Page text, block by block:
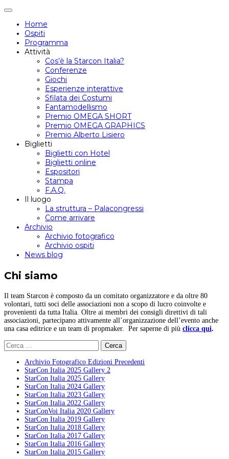
Attiva/disattiva
navigazione
Home
Ospiti
Programma
Attività
Cos’è la Starcon Italia?
Conferenze
Giochi
Esperienze interattive
Sfilata dei Costumi
Fantamodellismo
Premio OMEGA SHORT
Premio OMEGA GRAPHICS
Premio Alberto Lisiero
Biglietti
Biglietti con Hotel
Biglietti online
Espositori
Stampa
F.A.Q.
Il luogo
La struttura – Palacongressi
Come arrivare
Archivio
Archivio fotografico
Archivio ospiti
News blog
Chi siamo
Il team Starcon è composto da un comitato organizzatore e da oltre 80
volontari, tutti soci delle associazioni non a scopo di lucro coinvolte e
provenienti da tutta Italia. Oltre ai membri dei consigli direttivi di tali
associazioni, partecipano attivamente all’organizzazione dell’evento anche
una casa editrice e un team di propmaker. Per saperne di più clicca qui.
Ricerca
per:
Archivio Fotografico Edizioni Precedenti
StarCon Italia 2025 Gallery 2
StarCon Italia 2025 Gallery
StarCon Italia 2024 Gallery
StarCon Italia 2023 Gallery
StarCon Italia 2022 Gallery
StarConVoi Italia 2020 Gallery
StarCon Italia 2019 Gallery
StarCon Italia 2018 Gallery
StarCon Italia 2017 Gallery
StarCon Italia 2016 Gallery
StarCon Italia 2015 Gallery